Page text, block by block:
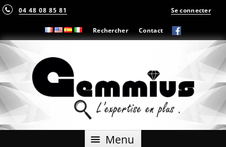
04 48 08 85 81
Rechercher Contact
Se connecter
Menu Aller